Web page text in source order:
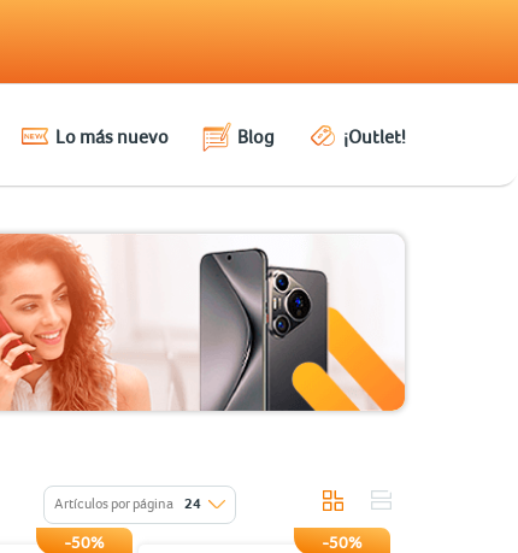
Lo más nuevo Blog ¡Outlet!
Artículos por página 24
-50% -50%